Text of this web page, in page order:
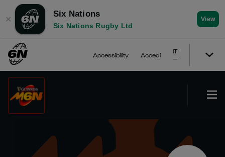
✕
Six Nations
Six Nations Rugby Ltd
View
Accessibility Accedi
IT